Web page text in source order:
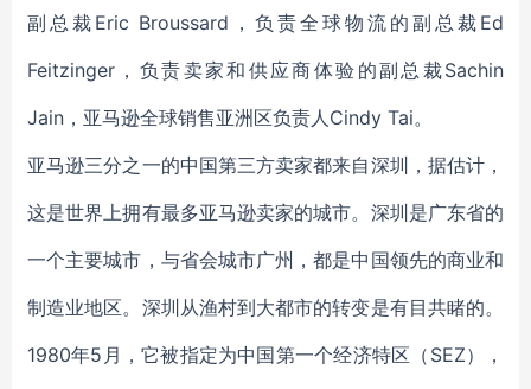
副总裁Eric Broussard，负责全球物流的副总裁Ed
Feitzinger，负责卖家和供应商体验的副总裁Sachin
Jain，亚马逊全球销售亚洲区负责人Cindy Tai。
亚马逊三分之一的中国第三方卖家都来自深圳，据估计，
这是世界上拥有最多亚马逊卖家的城市。深圳是广东省的
一个主要城市，与省会城市广州，都是中国领先的商业和
制造业地区。深圳从渔村到大都市的转变是有目共睹的。
1980年5月，它被指定为中国第一个经济特区（SEZ），